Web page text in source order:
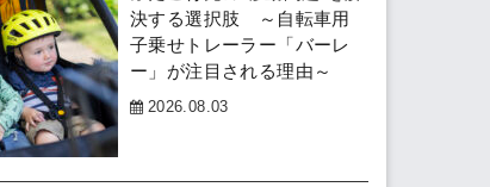
決する選択肢 ～自転車用
子乗せトレーラー「バーレ
ー」が注目される理由～
2026.08.03